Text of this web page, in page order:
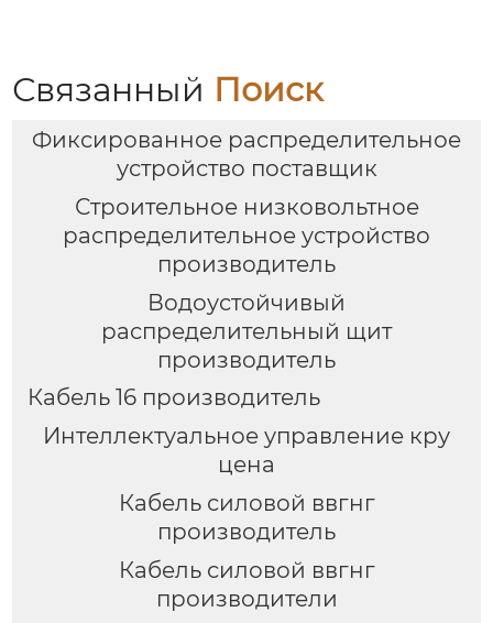
Связанный Поиск
Фиксированное распределительное
устройство поставщик
Строительное низковольтное
распределительное устройство
производитель
Водоустойчивый
распределительный щит
производитель
Кабель 16 производитель
Интеллектуальное управление кру
цена
Кабель силовой ввгнг
производитель
Кабель силовой ввгнг
производители